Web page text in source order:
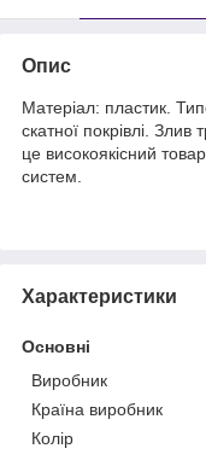
Опис
Матеріал: пластик.
скатної покрівлі.
це високоякісний
систем.
Характеристики
Основні
Виробник
Країна виробник
Колір